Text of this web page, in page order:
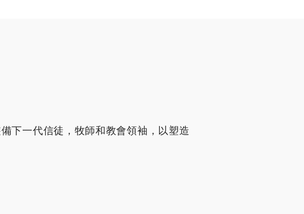
下一代信徒，牧師和教會領袖，以塑造